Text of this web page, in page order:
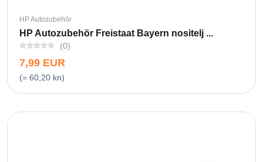
HP Autozubehör
HP Autozubehör Freistaat Bayern nositelj ...
(0)
7,99 EUR
(= 60,20 kn)